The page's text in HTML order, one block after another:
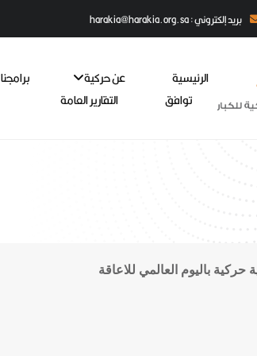
بريد إلكتروني : harakia@harakia.org.sa
الرئيسية عن حركية برامجنا
توافق
التقارير العامة
حركية باليوم العالمي للاعاقة